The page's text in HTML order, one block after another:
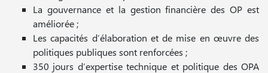
La gouvernance et la gestion financière des OP est
améliorée ;
Les capacités d’élaboration et de mise en œuvre des
politiques publiques sont renforcées ;
350 jours d’expertise technique et politique des OPA